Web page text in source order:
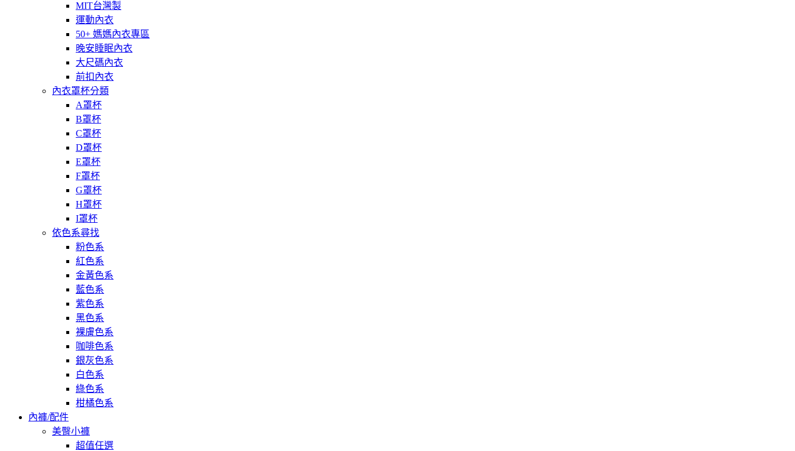
MIT台灣製
運動內衣
50+ 媽媽內衣專區
晚安睡眠內衣
大尺碼內衣
前扣內衣
內衣罩杯分類
A罩杯
B罩杯
C罩杯
D罩杯
E罩杯
F罩杯
G罩杯
H罩杯
I罩杯
依色系尋找
粉色系
紅色系
金黃色系
藍色系
紫色系
黑色系
裸膚色系
咖啡色系
銀灰色系
白色系
綠色系
柑橘色系
內褲/配件
美臀小褲
超值任選